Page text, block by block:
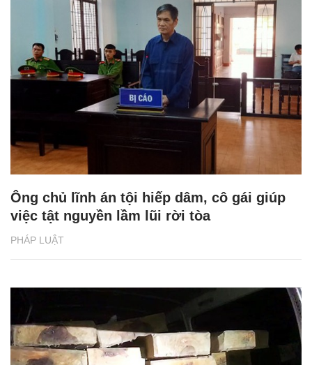
PHÁP LUẬT
Ông chủ lĩnh án tội hiếp dâm, cô gái giúp
việc tật nguyền lầm lũi rời tòa